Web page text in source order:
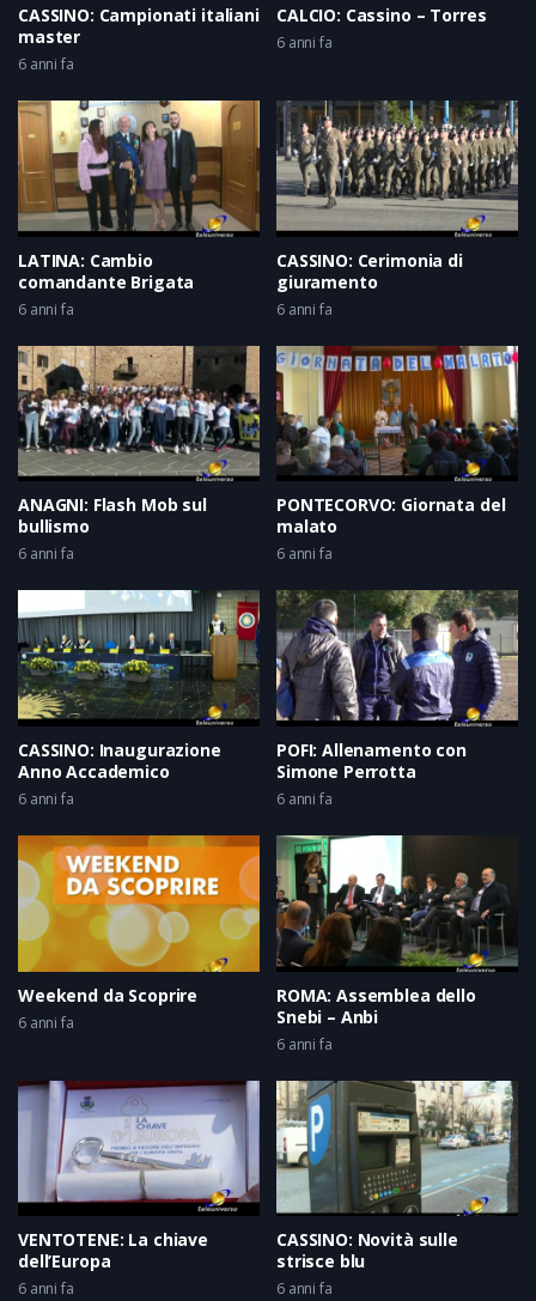
CASSINO: Campionati italiani
master
6 anni fa
CALCIO: Cassino – Torres
6 anni fa
LATINA: Cambio
comandante Brigata
6 anni fa
CASSINO: Cerimonia di
giuramento
6 anni fa
ANAGNI: Flash Mob sul
bullismo
6 anni fa
PONTECORVO: Giornata del
malato
6 anni fa
CASSINO: Inaugurazione
Anno Accademico
6 anni fa
POFI: Allenamento con
Simone Perrotta
6 anni fa
Weekend da Scoprire
6 anni fa
ROMA: Assemblea dello
Snebi – Anbi
6 anni fa
VENTOTENE: La chiave
dell’Europa
6 anni fa
CASSINO: Novità sulle
strisce blu
6 anni fa